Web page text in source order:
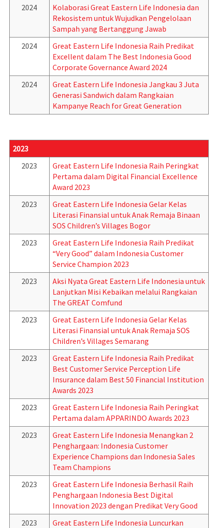
2024
Kolaborasi Great Eastern Life Indonesia dan
Rekosistem untuk Wujudkan Pengelolaan
Sampah yang Bertanggung Jawab
2024
Great Eastern Life Indonesia Raih Predikat
Excellent dalam The Best Indonesia Good
Corporate Governance Award 2024
2024
Great Eastern Life Indonesia Jangkau 3 Juta
Generasi Sandwich dalam Rangkaian
Kampanye Reach for Great Generation
2023
2023
Great Eastern Life Indonesia Raih Peringkat
Pertama dalam Digital Financial Excellence
Award 2023
2023
Great Eastern Life Indonesia Gelar Kelas
Literasi Finansial untuk Anak Remaja Binaan
SOS Children’s Villages Bogor
2023
Great Eastern Life Indonesia Raih Predikat
“Very Good” dalam Indonesia Customer
Service Champion 2023
2023
Aksi Nyata Great Eastern Life Indonesia untuk
Lanjutkan Misi Kebaikan melalui Rangkaian
The GREAT Comfund
2023
Great Eastern Life Indonesia Gelar Kelas
Literasi Finansial untuk Anak Remaja SOS
Children’s Villages Semarang
2023
Great Eastern Life Indonesia Raih Predikat
Best Customer Service Perception Life
Insurance dalam Best 50 Financial Institution
Awards 2023
2023
Great Eastern Life Indonesia Raih Peringkat
Pertama dalam APPARINDO Awards 2023
2023
Great Eastern Life Indonesia Menangkan 2
Penghargaan: Indonesia Customer
Experience Champions dan Indonesia Sales
Team Champions
2023
Great Eastern Life Indonesia Berhasil Raih
Penghargaan Indonesia Best Digital
Innovation 2023 dengan Predikat Very Good
2023
Great Eastern Life Indonesia Luncurkan